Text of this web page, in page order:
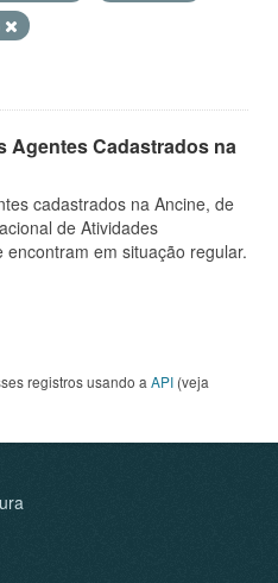
Agentes Cadastrados na
cadastrados na Ancine, de
de Atividades
encontram em situação regular.
registros usando a API (veja